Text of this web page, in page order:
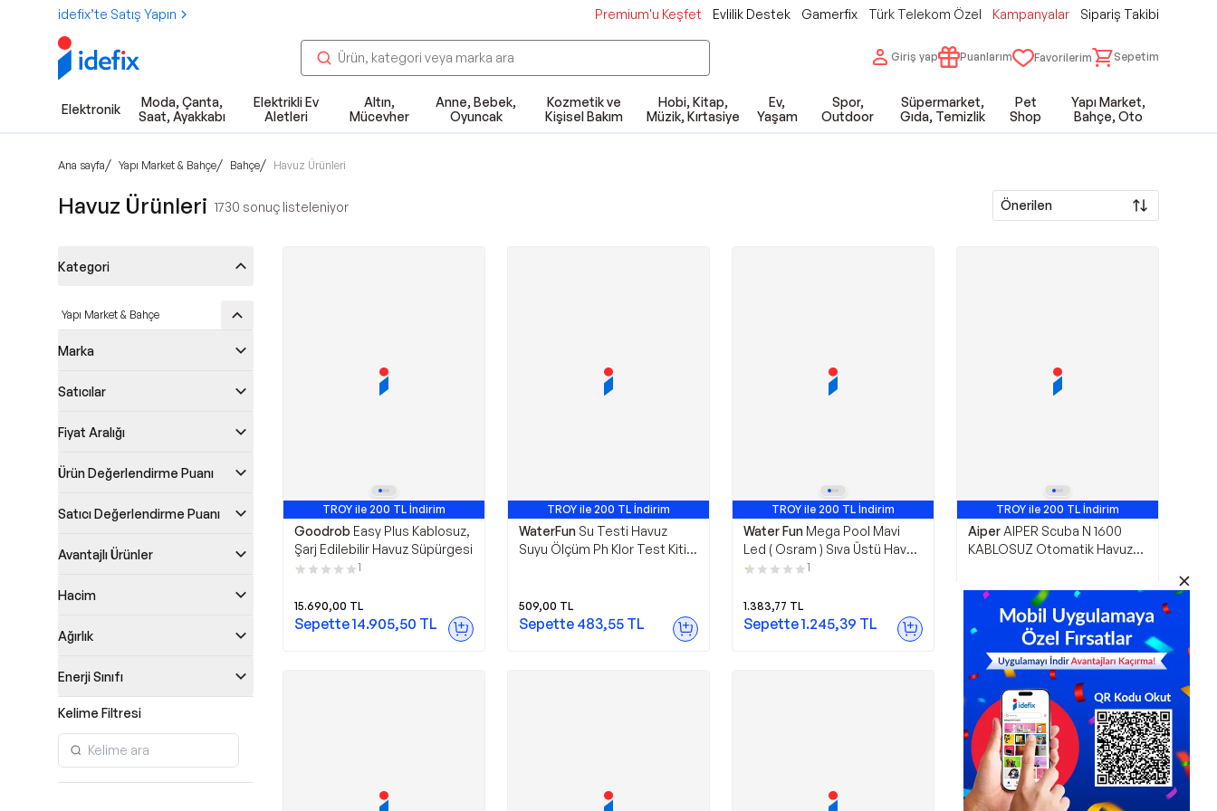
idefix’te Satış Yapın Premium'u Keşfet Evlilik Destek Gamerfix Türk Telekom Özel Kampanyalar Sipariş Takibi
Giriş yap Puanlarım Favorilerim Sepetim
Elektronik
Moda, Çanta,
Saat, Ayakkabı
Elektrikli Ev
Aletleri
Altın,
Mücevher
Anne, Bebek,
Oyuncak
Kozmetik ve
Kişisel Bakım
Hobi, Kitap,
Müzik, Kırtasiye
Ev,
Yaşam
Spor,
Outdoor
Süpermarket,
Gıda, Temizlik
Pet
Shop
Yapı Market,
Bahçe, Oto
Ana sayfa/ Yapı Market & Bahçe/ Bahçe/ Havuz Ürünleri
Havuz Ürünleri 1730 sonuç listeleniyor Önerilen
Kategori
Yapı Market & Bahçe
Marka
Satıcılar
Fiyat Aralığı
Ürün Değerlendirme Puanı
Satıcı Değerlendirme Puanı
Avantajlı Ürünler
Hacim
Ağırlık
Enerji Sınıfı
Kelime Filtresi
TROY ile 200 TL İndirim
Goodrob Easy Plus Kablosuz,
Şarj Edilebilir Havuz Süpürgesi
1
15.690,00 TL
Sepette14.905,50 TL
TROY ile 200 TL İndirim
WaterFun Su Testi Havuz
Suyu Ölçüm Ph Klor Test Kiti
509,00 TL
Sepette 483,55 TL
TROY ile 200 TL İndirim
Water Fun Mega Pool Mavi
Led ( Osram ) Sıva Üstü Havuz
Aydınlatma Lambası-Flat
ToptancıyızBiz
1
1.383,77 TL
Sepette1.245,39 TL
TROY ile 200 TL İndirim
Aiper AIPER Scuba N 1600
KABLOSUZ Otomatik Havuz
52.000,00 TL
Sepette47.320,00TL